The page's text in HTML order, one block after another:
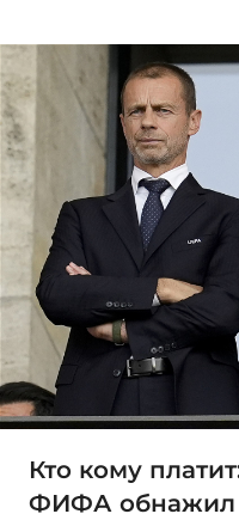
Кто кому
ФИФА обнажил